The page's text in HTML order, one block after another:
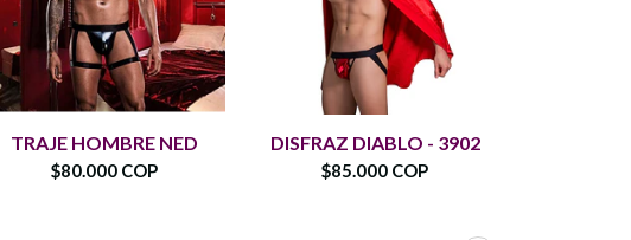
TRAJE HOMBRE NED
$80.000 COP
DISFRAZ DIABLO - 3902
$85.000 COP